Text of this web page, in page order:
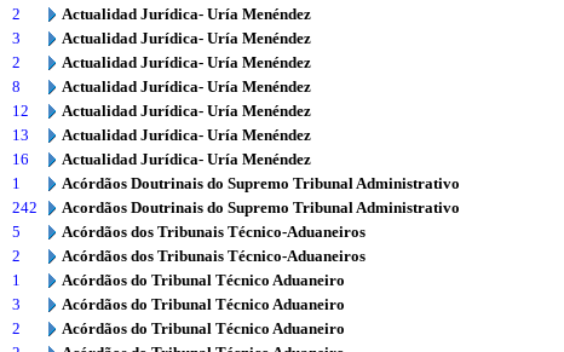
2
Actualidad Jurídica- Uría Menéndez
3
Actualidad Jurídica- Uría Menéndez
2
Actualidad Jurídica- Uría Menéndez
8
Actualidad Jurídica- Uría Menéndez
12
Actualidad Jurídica- Uría Menéndez
13
Actualidad Jurídica- Uría Menéndez
16
Actualidad Jurídica- Uría Menéndez
1
Acórdãos Doutrinais do Supremo Tribunal Administrativo
242
Acordãos Doutrinais do Supremo Tribunal Administrativo
5
Acórdãos dos Tribunais Técnico-Aduaneiros
2
Acórdãos dos Tribunais Técnico-Aduaneiros
1
Acórdãos do Tribunal Técnico Aduaneiro
3
Acórdãos do Tribunal Técnico Aduaneiro
2
Acórdãos do Tribunal Técnico Aduaneiro